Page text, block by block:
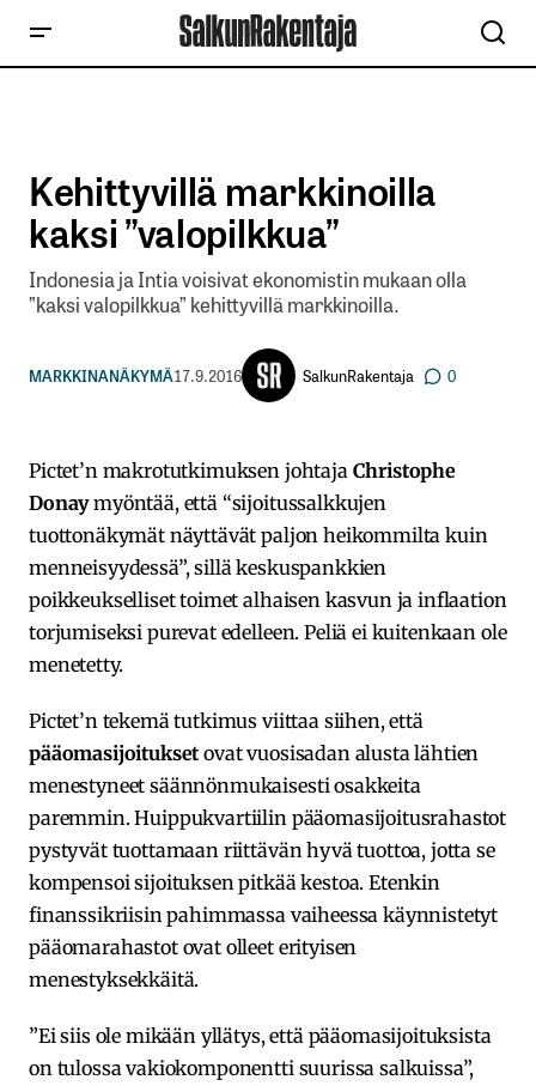
Kehittyvillä markkinoilla
kaksi ”valopilkkua”
Indonesia ja Intia voisivat ekonomistin mukaan olla
”kaksi valopilkkua” kehittyvillä markkinoilla.
MARKKINANÄKYMÄ17.9.2016 SalkunRakentaja 0
Pictet’n makrotutkimuksen johtaja Christophe
Donaymyöntää, että “sijoitussalkkujen
tuottonäkymät näyttävät paljon heikommilta kuin
menneisyydessä”, sillä keskuspankkien
poikkeukselliset toimet alhaisen kasvun ja inflaation
torjumiseksi purevat edelleen. Peliä ei kuitenkaan ole
menetetty.
Pictet’n tekemä tutkimus viittaa siihen, että
pääomasijoitukset ovat vuosisadan alusta lähtien
menestyneet säännönmukaisesti osakkeita
paremmin. Huippukvartiilin pääomasijoitusrahastot
pystyvät tuottamaan riittävän hyvä tuottoa, jotta se
kompensoi sijoituksen pitkää kestoa. Etenkin
finanssikriisin pahimmassa vaiheessa käynnistetyt
pääomarahastot ovat olleet erityisen
menestyksekkäitä.
”Ei siis ole mikään yllätys, että pääomasijoituksista
on tulossa vakiokomponentti suurissa salkuissa”,